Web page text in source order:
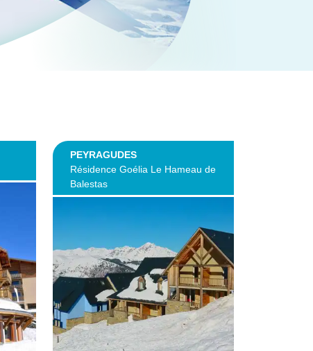
PEYRAGUDES
Résidence Goélia Le Hameau de
Balestas